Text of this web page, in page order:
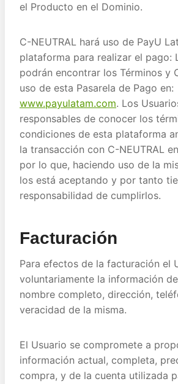
el Producto en el Dominio.
C-NEUTRAL hará uso de PayU
plataforma para realizar el pago:
podrán encontrar los Términos y
uso de esta Pasarela de Pago en:
www.payulatam.com. Los
responsables de conocer los
condiciones de esta plataforma
la transacción con C-NEUTRAL
por lo que, haciendo uso de la
los está aceptando y por tanto
responsabilidad de cumplirlos.
Facturación
Para efectos de la facturación el
voluntariamente la información
nombre completo, dirección,
veracidad de la misma.
El Usuario se compromete a
información actual, completa,
compra, y de la cuenta utilizada